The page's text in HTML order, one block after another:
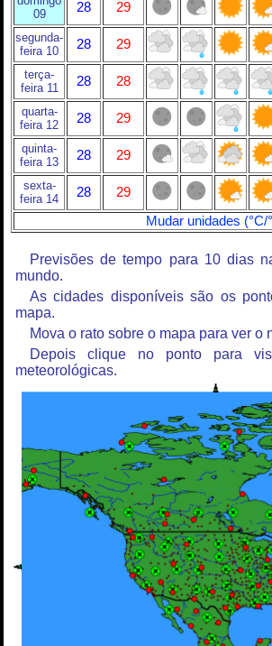
09
28 29
segunda-
feira 10
28 29
terça-
feira 11
28 28
quarta-
feira 12
28 29
quinta-
feira 13
28 29
sexta-
feira 14
28
29
Mudar unidades (°C/
Previsões de tempo para 10 dias
mundo.
As cidades disponíveis são os
mapa.
Mova o rato sobre o mapa para ver o
Depois clique no ponto para
meteorológicas.